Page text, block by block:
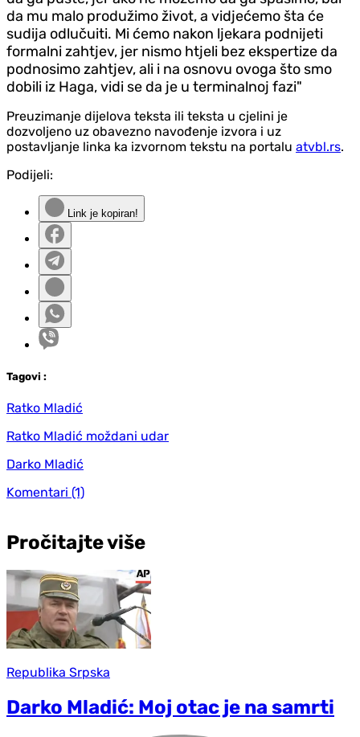
da mu malo produžimo život, a vidjećemo šta će
sudija odlučuiti. Mi ćemo nakon ljekara podnijeti
formalni zahtjev, jer nismo htjeli bez ekspertize da
podnosimo zahtjev, ali i na osnovu ovoga što smo
dobili iz Haga, vidi se da je u terminalnoj fazi"
Preuzimanje dijelova teksta ili teksta u cjelini je
dozvoljeno uz obavezno navođenje izvora i uz
postavljanje linka ka izvornom tekstu na portalu atvbl.rs.
Podijeli:
Link je kopiran!
Tagovi :
Ratko Mladić
Ratko Mladić moždani udar
Darko Mladić
Komentari (1)
Pročitajte više
Republika Srpska
Darko Mladić: Moj otac je na samrti